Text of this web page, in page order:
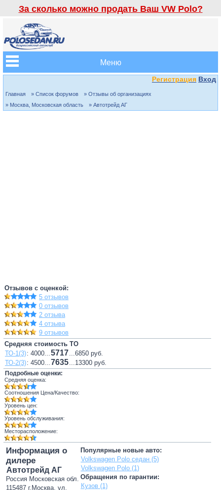
За сколько можно продать Ваш VW Polo?
Меню
Регистрация Вход
Главная » Список форумов
» Отзывы об организациях
» Москва, Московская область
» Автотрейд АГ
Отзывов с оценкой:
5 отзывов
0 отзывов
2 отзыва
4 отзыва
9 отзывов
Средняя стоимость ТО
ТО-1(3): 4000...5717...6850 руб.
ТО-2(3): 4500...7635...13300 руб.
Подробные оценки:
Средняя оценка:
Соотношения Цена/Качество:
Уровень цен:
Уровень обслуживания:
Месторасположение:
Популярные новые авто:
Volkswagen Polo седан (5)
Volkswagen Polo (1)
Обращения по гарантии:
Кузов (1)
Информация о
дилере
Автотрейд АГ
Россия Московская обл.
115487 г.Москва, ул.